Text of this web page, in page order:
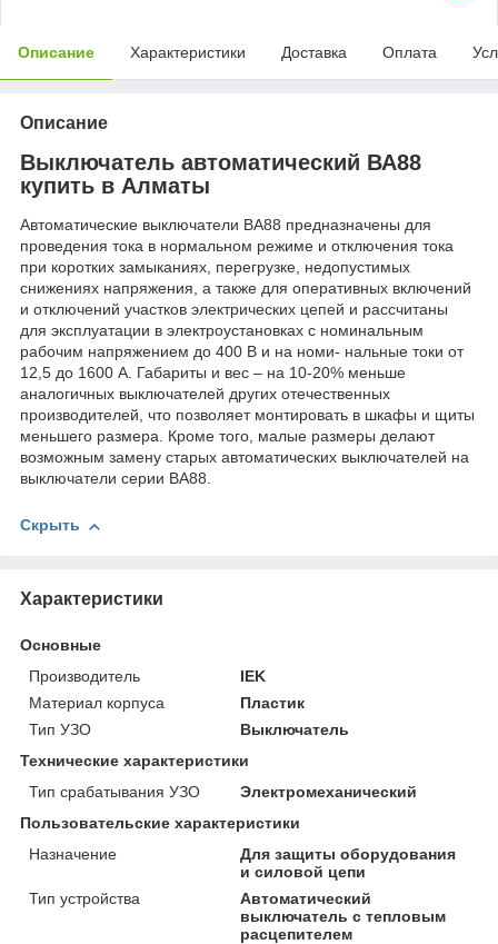
Описание Характеристики Доставка Оплата
Описание
Выключатель автоматический ВА88
купить в Алматы
Автоматические выключатели ВА88 предназначены для
проведения тока в нормальном режиме и отключения тока
при коротких замыканиях, перегрузке, недопустимых
снижениях напряжения, а также для оперативных включений
и отключений участков электрических цепей и рассчитаны
для эксплуатации в электроустановках с номинальным
рабочим напряжением до 400 В и на номи- нальные токи от
12,5 до 1600 А. Габариты и вес – на 10-20% меньше
аналогичных выключателей других отечественных
производителей, что позволяет монтировать в шкафы и щиты
меньшего размера. Кроме того, малые размеры делают
возможным замену старых автоматических выключателей на
выключатели серии ВА88.
Скрыть
Характеристики
Основные
Производитель
IEK
Материал корпуса
Пластик
Тип УЗО
Выключатель
Технические характеристики
Тип срабатывания УЗО
Электромеханический
Пользовательские характеристики
Назначение
Для защиты оборудования
и силовой цепи
Тип устройства
Автоматический
выключатель с тепловым
расцепителем